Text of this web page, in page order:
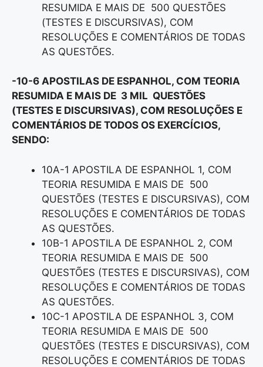
RESUMIDA E MAIS DE 500 QUESTÕES
(TESTES E DISCURSIVAS), COM
RESOLUÇÕES E COMENTÁRIOS DE TODAS
AS QUESTÕES.
-10-6 APOSTILAS DE ESPANHOL, COM TEORIA
RESUMIDA E MAIS DE 3 MIL QUESTÕES
(TESTES E DISCURSIVAS), COM RESOLUÇÕES E
COMENTÁRIOS DE TODOS OS EXERCÍCIOS,
SENDO:
10A-1 APOSTILA DE ESPANHOL 1, COM
TEORIA RESUMIDA E MAIS DE 500
QUESTÕES (TESTES E DISCURSIVAS), COM
RESOLUÇÕES E COMENTÁRIOS DE TODAS
AS QUESTÕES.
10B-1 APOSTILA DE ESPANHOL 2, COM
TEORIA RESUMIDA E MAIS DE 500
QUESTÕES (TESTES E DISCURSIVAS), COM
RESOLUÇÕES E COMENTÁRIOS DE TODAS
AS QUESTÕES.
10C-1 APOSTILA DE ESPANHOL 3, COM
TEORIA RESUMIDA E MAIS DE 500
QUESTÕES (TESTES E DISCURSIVAS), COM
RESOLUÇÕES E COMENTÁRIOS DE TODAS